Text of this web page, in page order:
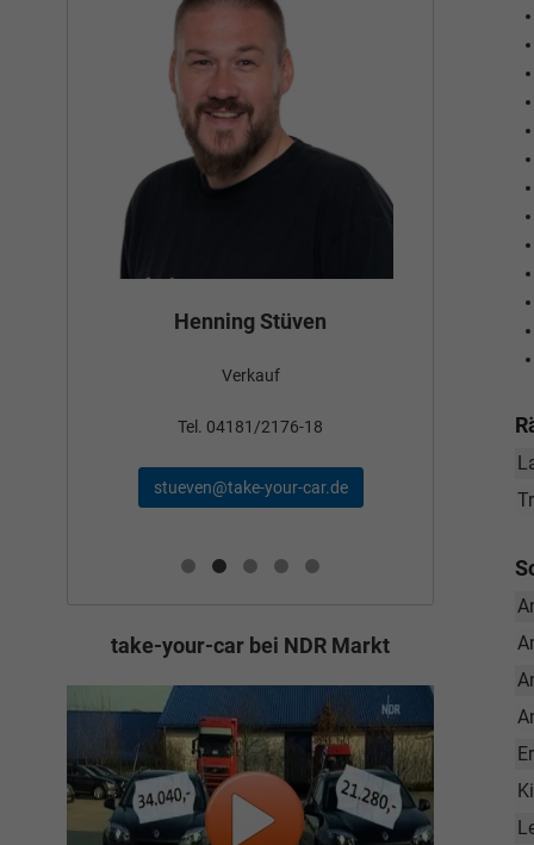
Henning Stüven
Verkauf
Tel. 04181/2176-18
stueven@take-your-car.de
take-your-car bei NDR Markt